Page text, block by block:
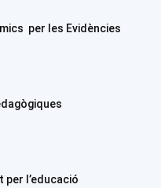
per les Evidències
per l’educació